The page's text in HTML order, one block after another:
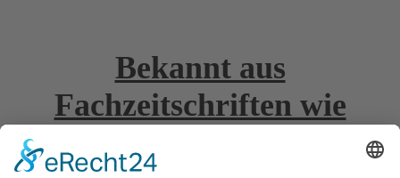
Bekannt aus
Fachzeitschriften wie